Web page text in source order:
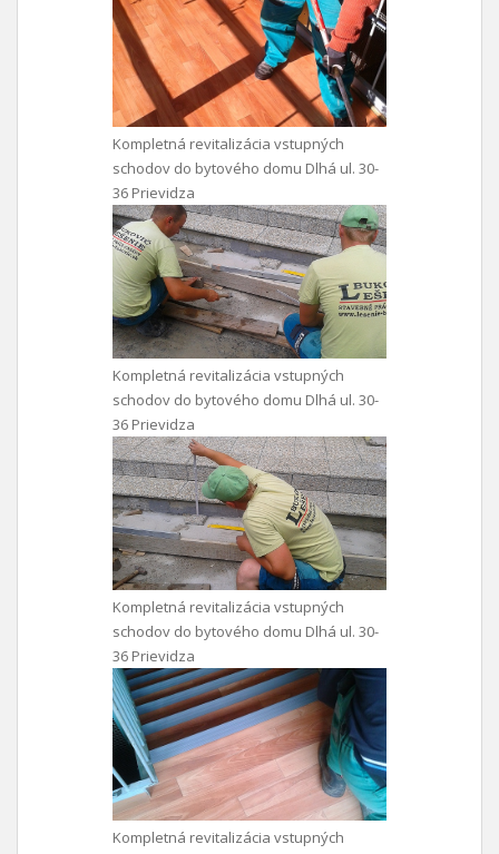
Kompletná revitalizácia vstupných
schodov do bytového domu Dlhá ul. 30-
36 Prievidza
Kompletná revitalizácia vstupných
schodov do bytového domu Dlhá ul. 30-
36 Prievidza
Kompletná revitalizácia vstupných
schodov do bytového domu Dlhá ul. 30-
36 Prievidza
Kompletná revitalizácia vstupných